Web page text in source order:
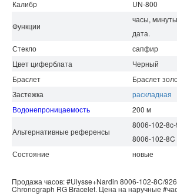
Калибр
UN-800
Функции
часы,
дата.
Стекло
сапфир
Цвет циферблата
Черный
Браслет
Браслет
Застежка
раскладная
Водонепроницаемость
200 м
Альтернативные референсы
8006-102-
8006-102-8C
Состояние
новые
Продажа часов:#Ulysse+Nardin 8006-102-8C/926
Chronograph RG Bracelet. Цена на наручные